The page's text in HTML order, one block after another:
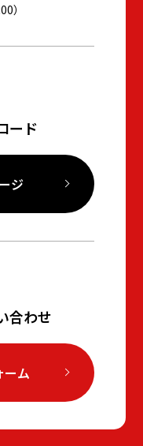
）
ード
ジ
合わせ
ーム